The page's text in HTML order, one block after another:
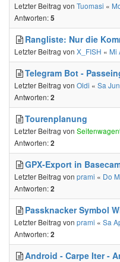
Letzter Beitrag von Tuomasi «
Antworten:5
Rangliste: Nur die
Letzter Beitrag von X_FISH « Mi
Telegram Bot -
Letzter Beitrag von Oldi « Sa
Antworten:2
Tourenplanung
Letzter Beitrag von
Antworten:2
GPX-Export in
Letzter Beitrag von prami « Do
Antworten:2
Passknacker Symbol
Letzter Beitrag von prami « Sa
Antworten:2
Android - Carpe Iter -